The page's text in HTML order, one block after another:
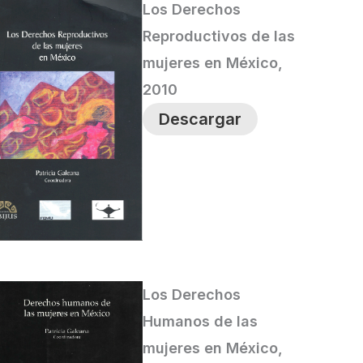
Los Derechos
Reproductivos de las
mujeres en México,
2010
Descargar
Los Derechos
Humanos de las
mujeres en México,